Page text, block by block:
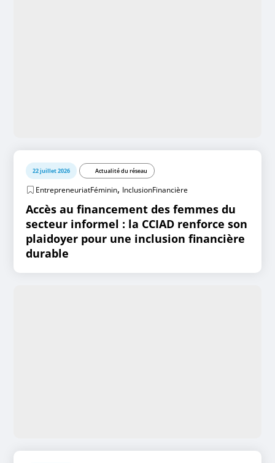
22 juillet 2026 Actualité du réseau
EntrepreneuriatFéminin, InclusionFinancière
Accès au financement des femmes du
secteur informel : la CCIAD renforce son
plaidoyer pour une inclusion financière
durable